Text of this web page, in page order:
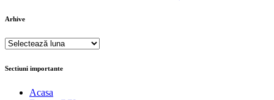
Arhive
Arhive
Sectiuni importante
Acasa